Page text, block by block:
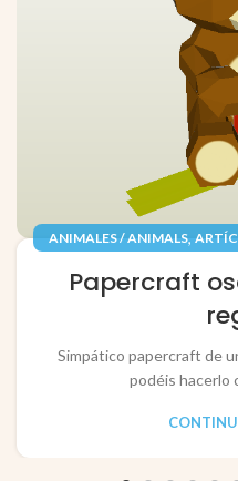
ANIMALES / ANIMALS,
Papercraft
Simpático papercraft de
podéis hacerlo